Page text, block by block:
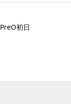
PreO初日